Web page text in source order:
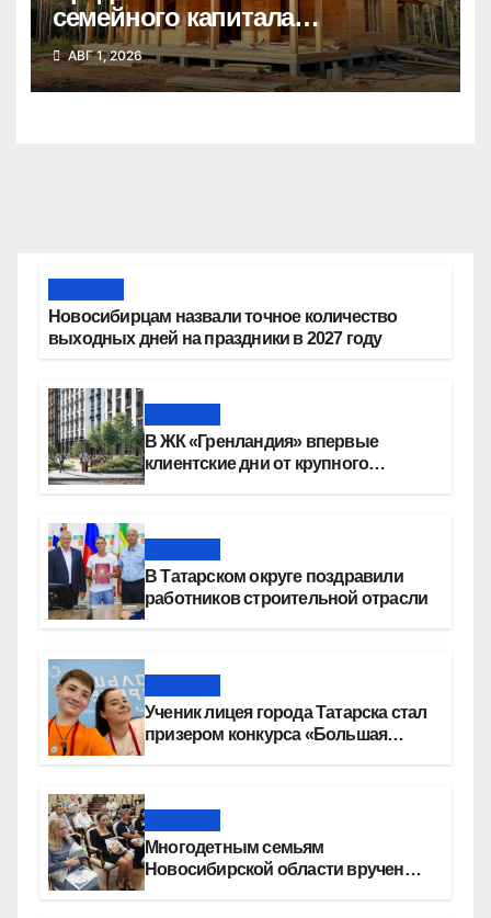
семейного капитала
воспользовались почти 50
тысяч семей
АВГ 1, 2026
Новосибирцам назвали точное количество
выходных дней на праздники в 2027 году
В ЖК «Гренландия» впервые
клиентские дни от крупного
В Татарском округе поздравили
работников строительной отрасли
Ученик лицея города Татарска стал
призером конкурса «Большая
Многодетным семьям
Новосибирской области вручены